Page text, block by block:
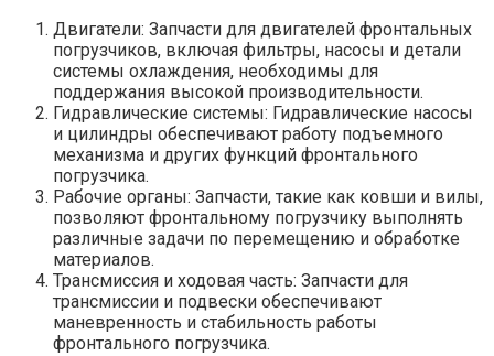
Двигатели: Запчасти для двигателей фронтальных
погрузчиков, включая фильтры, насосы и детали
системы охлаждения, необходимы для
поддержания высокой производительности.
Гидравлические системы: Гидравлические насосы
и цилиндры обеспечивают работу подъемного
механизма и других функций фронтального
погрузчика.
Рабочие органы: Запчасти, такие как ковши и вилы,
позволяют фронтальному погрузчику выполнять
различные задачи по перемещению и обработке
материалов.
Трансмиссия и ходовая часть: Запчасти для
трансмиссии и подвески обеспечивают
маневренность и стабильность работы
фронтального погрузчика.